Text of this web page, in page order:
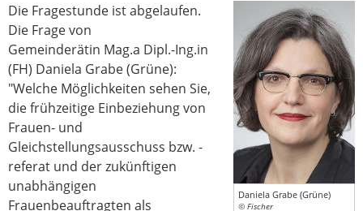
Daniela Grabe (Grüne)
© Fischer
Die Fragestunde ist abgelaufen.
Die Frage von
Gemeinderätin Mag.a Dipl.-Ing.in
(FH) Daniela Grabe (Grüne):
"Welche Möglichkeiten sehen Sie,
die frühzeitige Einbeziehung von
Frauen- und
Gleichstellungsausschuss bzw. -
referat und der zukünftigen
unabhängigen
Frauenbeauftragten als